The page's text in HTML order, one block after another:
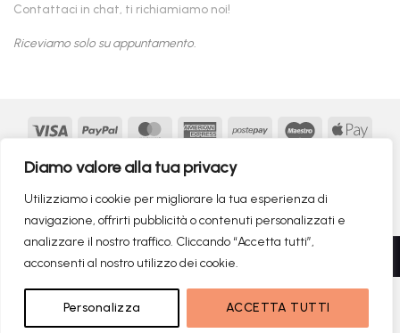
Diamo valore alla tua privacy
Utilizziamo i cookie per migliorare la tua esperienza di
navigazione, offrirti pubblicità o contenuti personalizzati e
analizzare il nostro traffico. Cliccando “Accetta tutti”,
acconsenti al nostro utilizzo dei cookie.
Personalizza ACCETTA TUTTI
Contattaci in chat, ti richiamiamo noi!
Riceviamo solo su appuntamento.
Visa PayPal MasterCardAmericanPostepay Maestro
Google
MasterCardKlarna
Copyright 2026 © flashmac® - MONOFASE SRL - P.IVA:
02982260214 | produced by
monofase
RICERCHE DI TENDENZAIl prezzo originale era: 1.849,00€.
899,00
Il prezzo attuale è: 899,00€.
NON DISPONIBILE
Recedere dal contratto qui